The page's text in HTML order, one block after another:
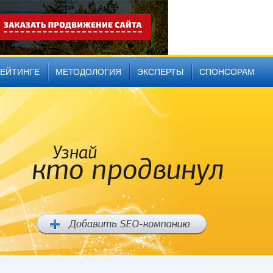
МЕТОДОЛОГИЯ ЭКСПЕРТЫ СПОНСОРАМ